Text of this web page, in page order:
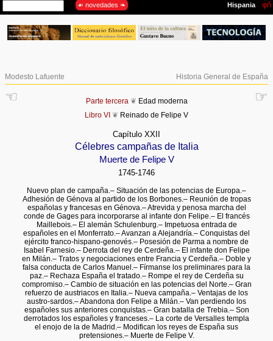
Modesto Lafuente Historia General de España
☜ ☞
Parte tercera ❦ Edad moderna
Libro VI ❦ Reinado de Felipe V
Capítulo XXII
Célebres campañas de Italia
Muerte de Felipe V
1745-1746
Nuevo plan de campaña.– Situación de las potencias de Europa.–
Adhesión de Génova al partido de los Borbones.– Reunión de tropas
españolas y francesas en Génova.– Atrevida y penosa marcha del
conde de Gages para incorporarse al infante don Felipe.– El francés
Maillebois.– El alemán Schulenburg.– Impetuosa entrada de
españoles en el Monferrato.– Avanzan a Alejandría.– Conquistas del
ejército franco-hispano-genovés.– Posesión de Parma a nombre de
Isabel Farnesio.– Derrota del rey de Cerdeña.– El infante don Felipe
en Milán.– Tratos y negociaciones entre Francia y Cerdeña.– Doble y
falsa conducta de Carlos Manuel.– Fírmanse los preliminares para la
paz.– Rechaza España el tratado.– Rompe el rey de Cerdeña su
compromiso.– Cambio de situación en las potencias del Norte.– Gran
refuerzo de austriacos en Italia.– Nueva campaña.– Ventajas de los
austro-sardos.– Abandona don Felipe a Milán.– Van perdiendo los
españoles sus anteriores conquistas.– Gran batalla de Trebia.– Son
derrotados los españoles y franceses.– La corte de Versalles templa
el enojo de la de Madrid.– Modifican los reyes de España sus
pretensiones.– Muerte de Felipe V.